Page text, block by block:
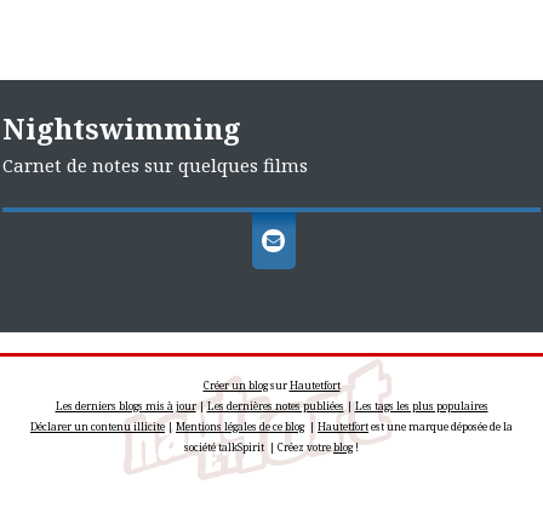
Nightswimming
Carnet de notes sur quelques films
Créer un blogsurHautetfort
Les derniers blogs mis à jour|Les dernières notes publiées |Les tags les plus populaires
Déclarer un contenu illicite| Mentions légales de ce blog| Hautetfortest une marque déposée de la
société talkSpirit | Créez votreblog!